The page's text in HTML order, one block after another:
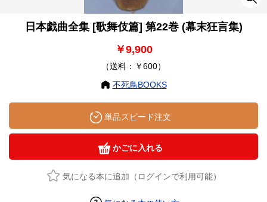
日本戯曲全集 [歌舞伎篇] 第22巻 (幕末狂言集)
￥9,900
（送料：￥600）
不死鳥BOOKS
単品スピード注文
かごに入れる
気になる本に追加（ログインで利用可能）